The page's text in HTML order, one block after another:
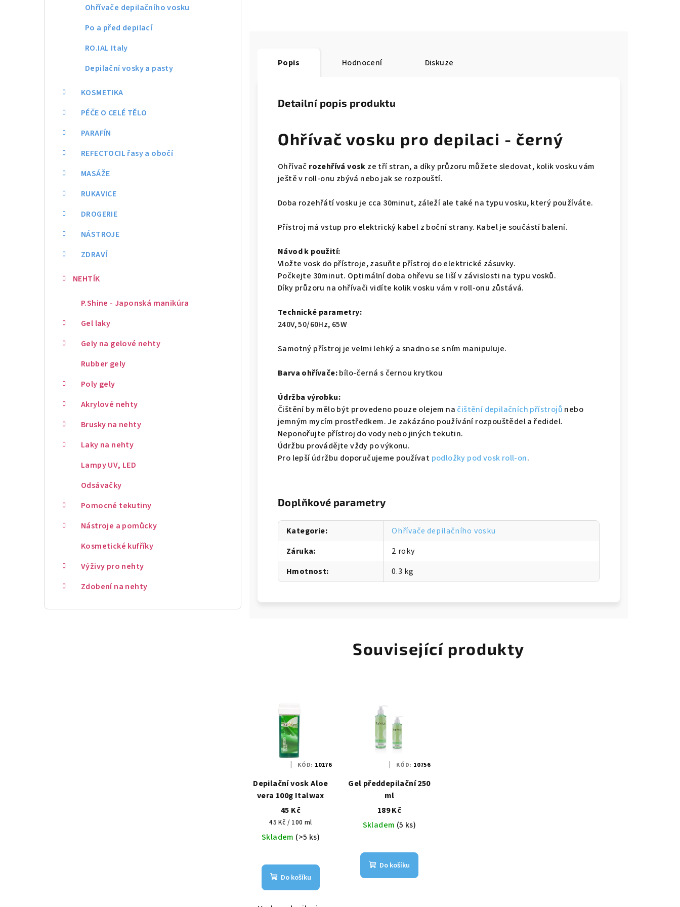
Ohřívače depilačního vosku
Po a před depilací
RO.IAL Italy
Depilační vosky a pasty
KOSMETIKA
PÉČE O CELÉ TĚLO
PARAFÍN
REFECTOCIL řasy a obočí
MASÁŽE
RUKAVICE
DROGERIE
NÁSTROJE
ZDRAVÍ
NEHTÍK
P.Shine - Japonská manikúra
Gel laky
Gely na gelové nehty
Rubber gely
Poly gely
Akrylové nehty
Brusky na nehty
Laky na nehty
Lampy UV, LED
Odsávačky
Pomocné tekutiny
Nástroje a pomůcky
Kosmetické kufříky
Výživy pro nehty
Zdobení na nehty
Popis Hodnocení Diskuze
Detailní popis produktu
Ohřívač vosku pro depilaci - černý
Ohřívač rozehřívá vosk ze tří stran, a díky průzoru můžete sledovat, kolik vosku vám
ještě v roll-onu zbývá nebo jak se rozpouští.
Doba rozehřátí vosku je cca 30minut, záleží ale také na typu vosku, který používáte.
Přístroj má vstup pro elektrický kabel z boční strany. Kabel je součástí balení.
Návod k použití:
Vložte vosk do přístroje, zasuňte přístroj do elektrické zásuvky.
Počkejte 30minut. Optimální doba ohřevu se liší v závislosti na typu vosků.
Díky průzoru na ohřívači vidíte kolik vosku vám v roll-onu zůstává.
Technické parametry:
240V, 50/60Hz, 65W
Samotný přístroj je velmi lehký a snadno se s ním manipuluje.
Barva ohřívače:bílo-černá s černou krytkou
Údržba výrobku:
Čištění by mělo být provedeno pouze olejem na čištění depilačních přístrojů nebo
jemným mycím prostředkem. Je zakázáno používání rozpouštědel a ředidel.
Neponořujte přístroj do vody nebo jiných tekutin.
Údržbu provádějte vždy po výkonu.
Pro lepší údržbu doporučujeme používat podložky pod vosk roll-on.
Doplňkové parametry
Kategorie:
Ohřívače depilačního vosku
Záruka:
2 roky
Hmotnost: 0.3 kg
Související produkty
Depilační vosk Aloe
vera 100g Italwax
45 Kč
Měrná
cena:
45 Kč / 100 ml
Skladem (>5 ks)
Do košíku
KÓD: 10176
Gel předdepilační 250
ml
189 Kč
Skladem (5 ks)
Do košíku
KÓD: 10756